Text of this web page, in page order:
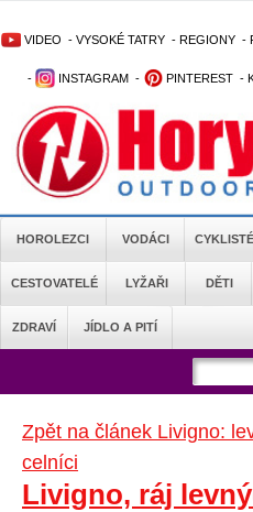
VIDEO - VYSOKÉ TATRY - REGIONY -
- INSTAGRAM - PINTEREST -
HOROLEZCI VODÁCI CYKLISTÉ
CESTOVATELÉ LYŽAŘI DĚTI
ZDRAVÍ JÍDLO A PITÍ
Zpět na článek Livigno:
celníci
Livigno, ráj